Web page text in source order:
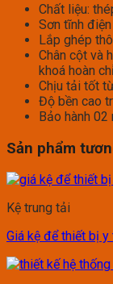
Chất liệu:
Sơn tĩnh
Lắp ghép
Chân cột và
khoá hoàn
Chịu tải tốt
Độ bền cao
Bảo hành 02
Sản phẩm
Kệ trung tải
Giá kệ để thiết bị